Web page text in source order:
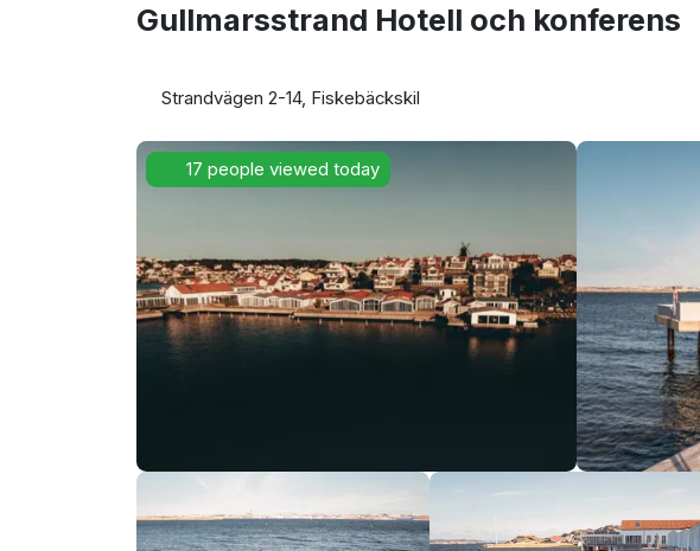
Gullmarsstrand Hotell och konferens
Strandvägen 2-14, Fiskebäckskil
17 people viewed today